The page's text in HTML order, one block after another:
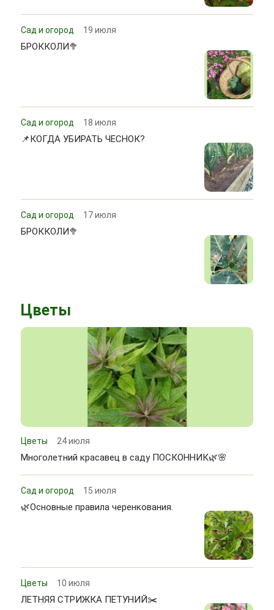
Сад и огород 19 июля
БРОККОЛИ🥦
Сад и огород 18 июля
📌КОГДА УБИРАТЬ ЧЕСНОК?
Сад и огород 17 июля
БРОККОЛИ🥦
Цветы
Цветы 24 июля
Многолетний красавец в саду ПОСКОННИК🌿🌸
Сад и огород 15 июля
🌿Основные правила черенкования.
Цветы 10 июля
ЛЕТНЯЯ СТРИЖКА ПЕТУНИЙ✂️